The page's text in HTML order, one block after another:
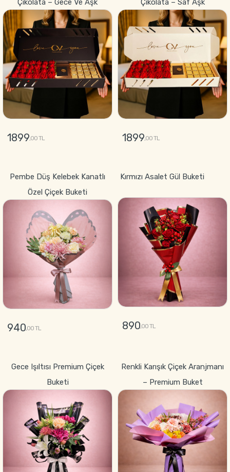
Çikolata – Gece Ve Aşk
1899,00 TL
Çikolata – Saf Aşk
1899,00 TL
Pembe Düş Kelebek Kanatlı
Özel Çiçek Buketi
940,00 TL
Kırmızı Asalet Gül Buketi
890,00 TL
Gece Işıltısı Premium Çiçek
Buketi
Renkli Karışık Çiçek Aranjmanı
– Premium Buket